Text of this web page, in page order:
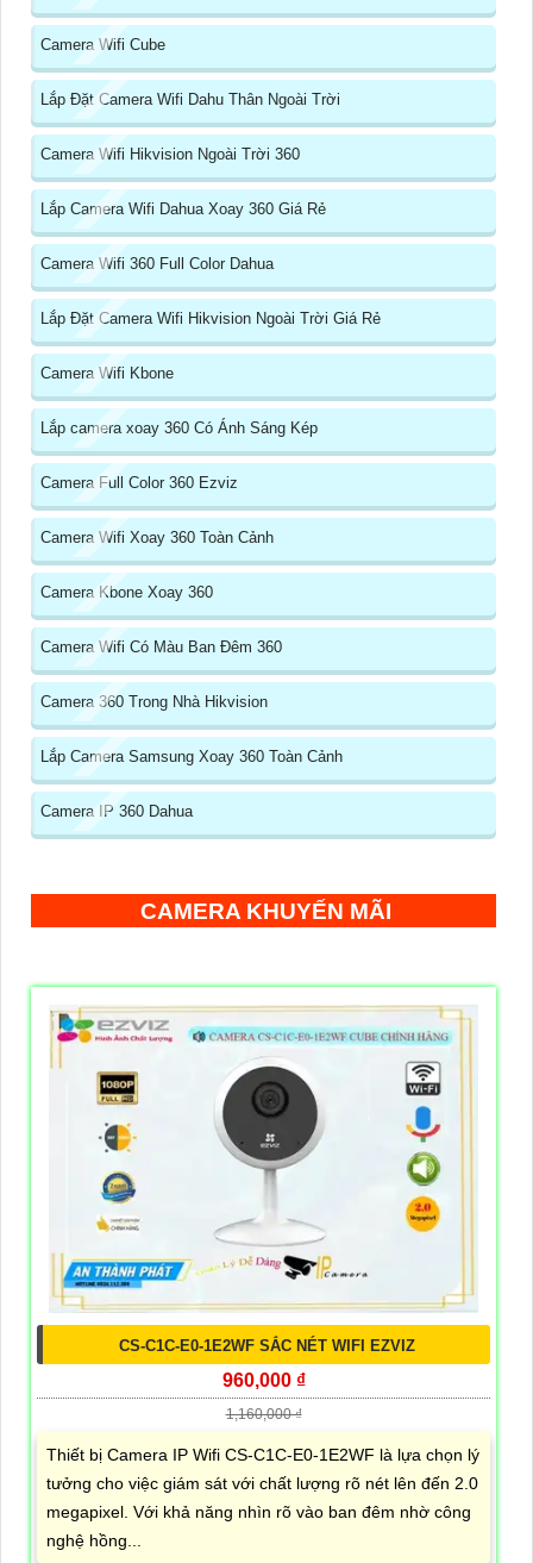
Camera Wifi Cube
Lắp Đặt Camera Wifi Dahu Thân Ngoài Trời
Camera Wifi Hikvision Ngoài Trời 360
Lắp Camera Wifi Dahua Xoay 360 Giá Rẻ
Camera Wifi 360 Full Color Dahua
Lắp Đặt Camera Wifi Hikvision Ngoài Trời Giá Rẻ
Camera Wifi Kbone
Lắp camera xoay 360 Có Ánh Sáng Kép
Camera Full Color 360 Ezviz
Camera Wifi Xoay 360 Toàn Cảnh
Camera Kbone Xoay 360
Camera Wifi Có Màu Ban Đêm 360
Camera 360 Trong Nhà Hikvision
Lắp Camera Samsung Xoay 360 Toàn Cảnh
Camera IP 360 Dahua
CAMERA KHUYẾN MÃI
CS-C1C-E0-1E2WF SẮC NÉT WIFI EZVIZ
960,000 ₫
1,160,000 ₫
Thiết bị Camera IP Wifi CS-C1C-E0-1E2WF là lựa chọn lý
tưởng cho việc giám sát với chất lượng rõ nét lên đến 2.0
megapixel. Với khả năng nhìn rõ vào ban đêm nhờ công
nghệ hồng...